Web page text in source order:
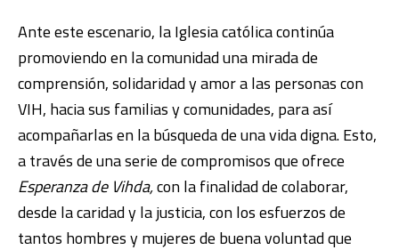
Ante este escenario, la Iglesia católica continúa
promoviendo en la comunidad una mirada de
comprensión, solidaridad y amor a las personas con
VIH, hacia sus familias y comunidades, para así
acompañarlas en la búsqueda de una vida digna. Esto,
a través de una serie de compromisos que ofrece
Esperanza de Vihda,con la finalidad de colaborar,
desde la caridad y la justicia, con los esfuerzos de
tantos hombres y mujeres de buena voluntad que